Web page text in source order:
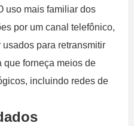
uso mais familiar dos
por um canal telefônico,
​​para retransmitir
que forneça meios de
incluindo redes de